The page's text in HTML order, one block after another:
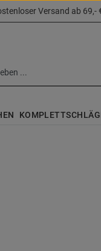
Versand ab 69,-